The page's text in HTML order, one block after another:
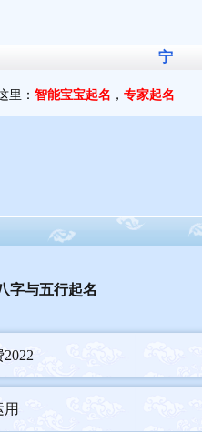
宁
里： 智能宝宝起名 ， 专家起名
字与五行起名